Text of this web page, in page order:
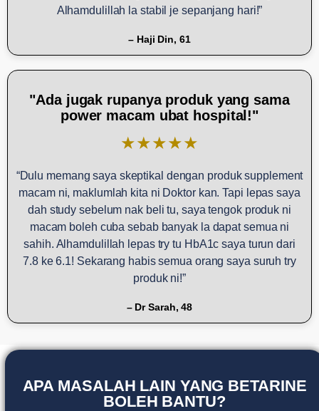
Alhamdulillah la stabil je sepanjang hari!
– Haji Din, 61
Ada jugak rupanya produk yang sama
power macam ubat hospital!
★★★★★
Dulu memang saya skeptikal dengan produk supplement
macam ni, maklumlah kita ni Doktor kan. Tapi lepas saya
dah study sebelum nak beli tu, saya tengok produk ni
macam boleh cuba sebab banyak la dapat semua ni
sahih. Alhamdulillah lepas try tu HbA1c saya turun dari
7.8 ke 6.1! Sekarang habis semua orang saya suruh try
produk ni!
– Dr Sarah, 48
APA MASALAH LAIN YANG BETARINE
BOLEH BANTU?